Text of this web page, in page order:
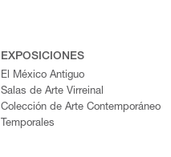
EXPOSICIONES
El México Antiguo
Salas de Arte Virreinal
Colección de Arte Contemporáneo
Temporales